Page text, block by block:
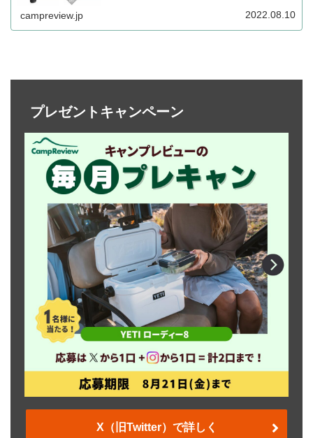
campreview.jp 2022.08.10
プレゼントキャンペーン
X（旧Twitter）で詳しく